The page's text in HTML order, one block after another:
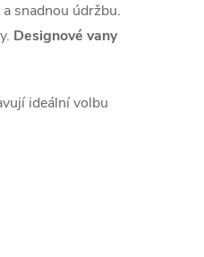
snadnou údržbu.
Designové vany
ideální volbu